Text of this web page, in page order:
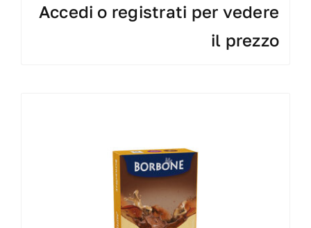
Accedi o registrati per vedere
il prezzo